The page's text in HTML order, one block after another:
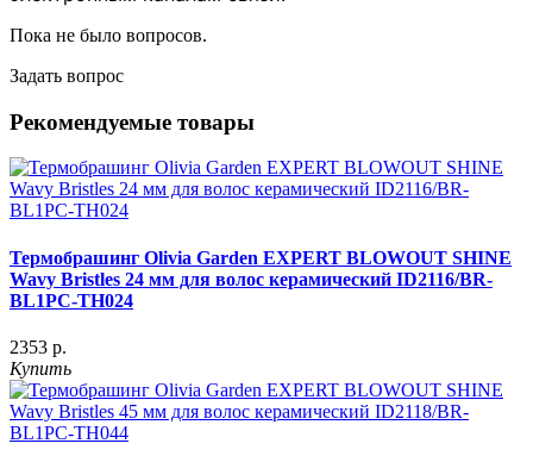
Пока не было вопросов.
Задать вопрос
Рекомендуемые товары
Термобрашинг Olivia Garden EXPERT BLOWOUT SHINE
Wavy Bristles 24 мм для волос керамический ID2116/BR-
BL1PC-TH024
2353 р.
Купить